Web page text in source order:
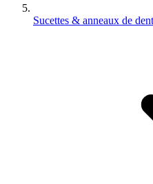
Sucettes & anneaux de